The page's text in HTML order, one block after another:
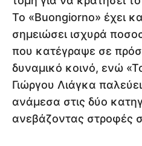
Το «Buongiorno» έχει
σημειώσει ισχυρά
που κατέγραψε σε
δυναμικό κοινό, ενώ
Γιώργου Λιάγκα
ανάμεσα στις δύο
ανεβάζοντας στροφές